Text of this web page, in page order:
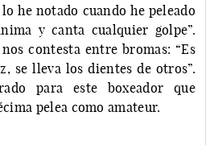
he notado cuando he peleado
y canta cualquier golpe”.
nos contesta entre bromas: “Es
se lleva los dientes de otros”.
para este boxeador que
pelea como amateur.